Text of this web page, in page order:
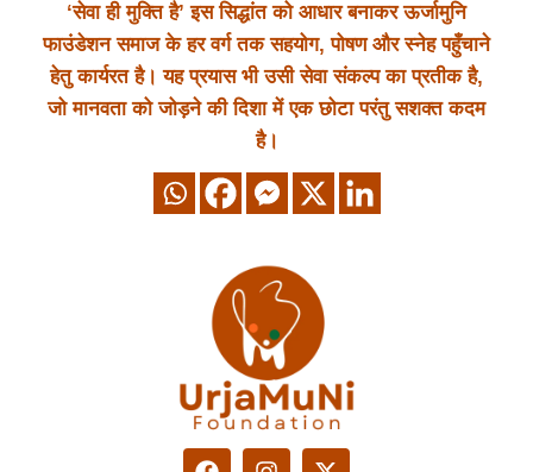
‘सेवा ही मुक्ति है’ इस सिद्धांत को आधार बनाकर ऊर्जामुनि
फाउंडेशन समाज के हर वर्ग तक सहयोग, पोषण और स्नेह पहुँचाने
हेतु कार्यरत है। यह प्रयास भी उसी सेवा संकल्प का प्रतीक है,
जो मानवता को जोड़ने की दिशा में एक छोटा परंतु सशक्त कदम
है।